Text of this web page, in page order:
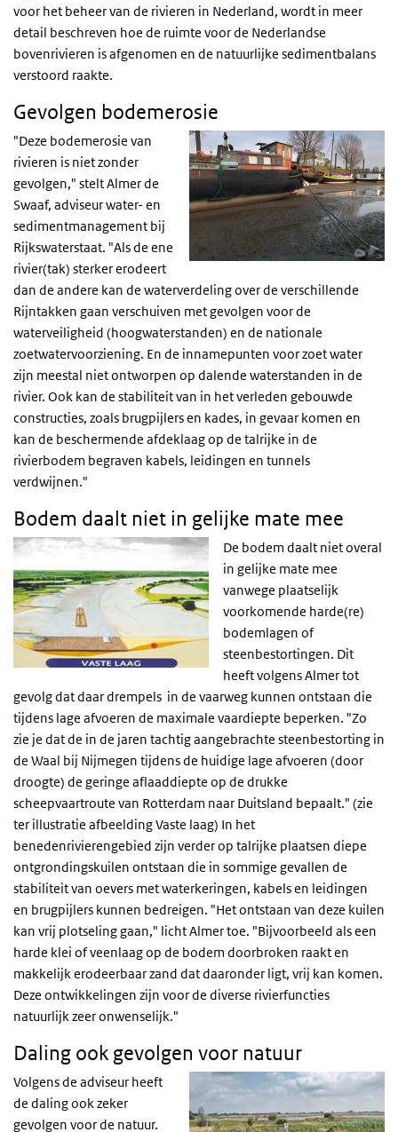
voor het beheer van de rivieren in Nederland, wordt in meer
detail beschreven hoe de ruimte voor de Nederlandse
bovenrivieren is afgenomen en de natuurlijke sedimentbalans
verstoord raakte.
Gevolgen bodemerosie
"Deze bodemerosie van
rivieren is niet zonder
gevolgen," stelt Almer de
Swaaf, adviseur water- en
sedimentmanagement bij
Rijkswaterstaat. "Als de ene
rivier(tak) sterker erodeert
dan de andere kan de waterverdeling over de verschillende
Rijntakken gaan verschuiven met gevolgen voor de
waterveiligheid (hoogwaterstanden) en de nationale
zoetwatervoorziening. En de innamepunten voor zoet water
zijn meestal niet ontworpen op dalende waterstanden in de
rivier. Ook kan de stabiliteit van in het verleden gebouwde
constructies, zoals brugpijlers en kades, in gevaar komen en
kan de beschermende afdeklaag op de talrijke in de
rivierbodem begraven kabels, leidingen en tunnels
verdwijnen."
Bodem daalt niet in gelijke mate mee
De bodem daalt niet overal
in gelijke mate mee
vanwege plaatselijk
voorkomende harde(re)
bodemlagen of
steenbestortingen. Dit
heeft volgens Almer tot
gevolg dat daar drempels in de vaarweg kunnen ontstaan die
tijdens lage afvoeren de maximale vaardiepte beperken. "Zo
zie je dat de in de jaren tachtig aangebrachte steenbestorting in
de Waal bij Nijmegen tijdens de huidige lage afvoeren (door
droogte) de geringe aflaaddiepte op de drukke
scheepvaartroute van Rotterdam naar Duitsland bepaalt." (zie
ter illustratie afbeelding Vaste laag) In het
benedenrivierengebied zijn verder op talrijke plaatsen diepe
ontgrondingskuilen ontstaan die in sommige gevallen de
stabiliteit van oevers met waterkeringen, kabels en leidingen
en brugpijlers kunnen bedreigen. "Het ontstaan van deze kuilen
kan vrij plotseling gaan," licht Almer toe. "Bijvoorbeeld als een
harde klei of veenlaag op de bodem doorbroken raakt en
makkelijk erodeerbaar zand dat daaronder ligt, vrij kan komen.
Deze ontwikkelingen zijn voor de diverse rivierfuncties
natuurlijk zeer onwenselijk."
Daling ook gevolgen voor natuur
Volgens de adviseur heeft
de daling ook zeker
gevolgen voor de natuur.